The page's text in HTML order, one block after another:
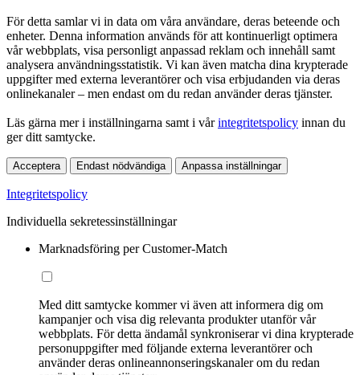
För detta samlar vi in data om våra användare, deras beteende och
enheter. Denna information används för att kontinuerligt optimera
vår webbplats, visa personligt anpassad reklam och innehåll samt
analysera användningsstatistik. Vi kan även matcha dina krypterade
uppgifter med externa leverantörer och visa erbjudanden via deras
onlinekanaler – men endast om du redan använder deras tjänster.
Läs gärna mer i inställningarna samt i vårintegritetspolicy innan du
ger ditt samtycke.
Acceptera Endast nödvändiga Anpassa inställningar
Integritetspolicy
Individuella sekretessinställningar
Marknadsföring per Customer-Match
Med ditt samtycke kommer vi även att informera dig om
kampanjer och visa dig relevanta produkter utanför vår
webbplats. För detta ändamål synkroniserar vi dina krypterade
personuppgifter med följande externa leverantörer och
använder deras onlineannonseringskanaler om du redan